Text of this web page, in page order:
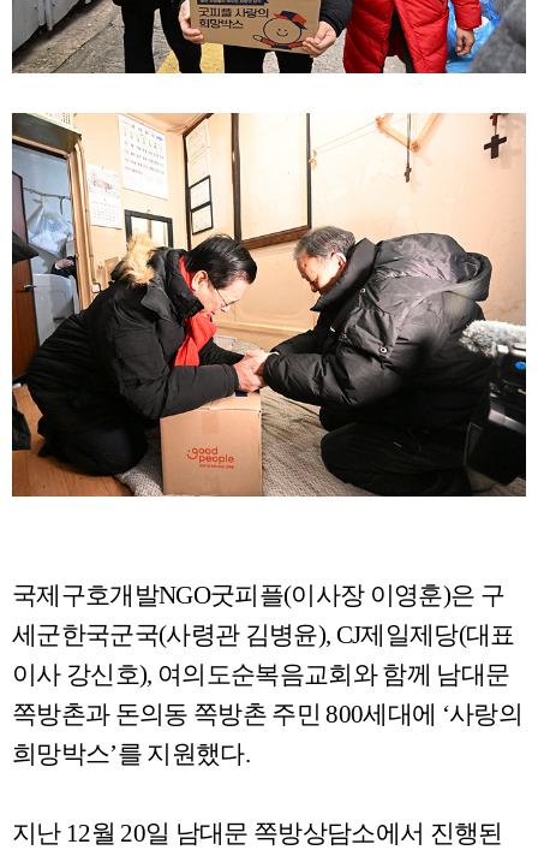
국제구호개발NGO굿피플(이사장 이영훈)은 구
세군한국군국(사령관 김병윤), CJ제일제당(대표
이사 강신호), 여의도순복음교회와 함께 남대문
쪽방촌과 돈의동 쪽방촌 주민800세대에 ‘사랑의
희망박스’를 지원했다.
지난 12월 20일 남대문 쪽방상담소에서 진행된